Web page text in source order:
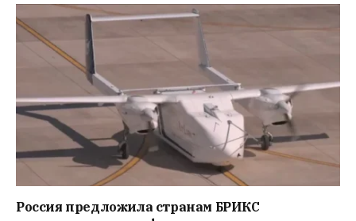
Россия предложила странам БРИКС